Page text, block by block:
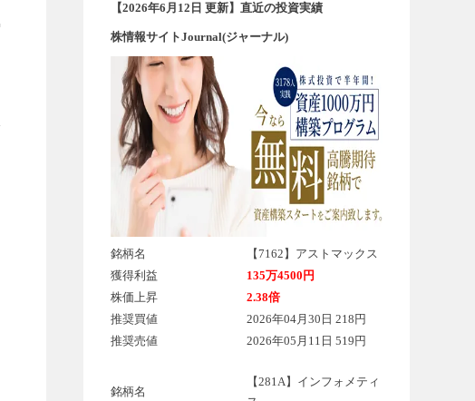
【2026年6 月12 日 更新】直近の投資実績
株情報サイトJournal(ジャーナル)
銘柄名
【7162】アストマックス
獲得利益
135万4500円
株価上昇
2.38倍
推奨買値
2026年04月30日 218円
推奨売値
2026年05月11日 519円
銘柄名
【281A】インフォメティ